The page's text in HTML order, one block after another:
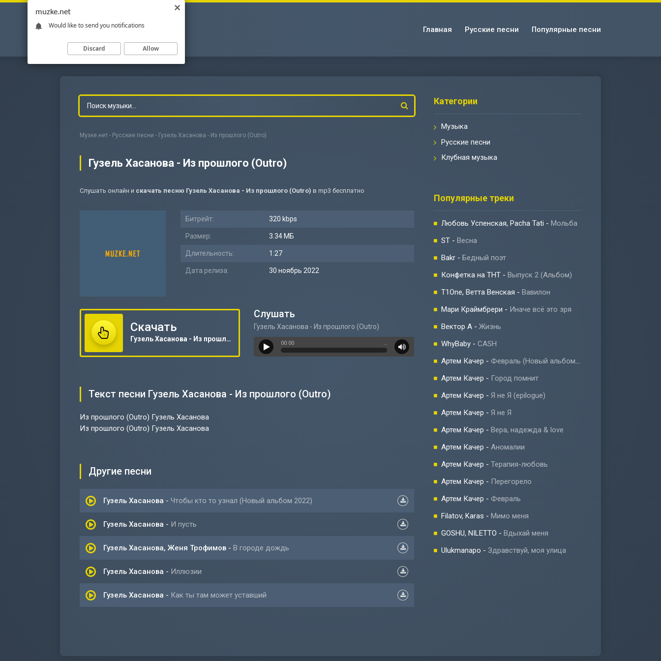
Главная Русские песни Популярные песни
Музке.нет - Русские песни - Гузель Хасанова - Из прошлого (Outro)
Гузель Хасанова - Из прошлого (Outro)
Слушать онлайн и скачать песню Гузель Хасанова - Из прошлого (Outro) в mp3 бесплатно
Битрейт: 320 kbps
Размер: 3.34 МБ
Длительность: 1:27
Дата релиза: 30 ноябрь 2022
Скачать
Гузель Хасанова - Из прошлого (Outro)
Слушать
Гузель Хасанова - Из прошлого (Outro)
00:00 …
Текст песни Гузель Хасанова - Из прошлого (Outro)
Из прошлого (Outro) Гузель Хасанова
Из прошлого (Outro) Гузель Хасанова
Другие песни
Гузель Хасанова - Чтобы кто то узнал (Новый альбом 2022)
Гузель Хасанова - И пусть
Гузель Хасанова, Женя Трофимов - В городе дождь
Гузель Хасанова - Иллюзии
Гузель Хасанова - Как ты там может уставший
Категории
Музыка
Русские песни
Клубная музыка
Популярные треки
Любовь Успенская, Pacha Tati - Мольба
ST - Весна
Bakr - Бедный поэт
Конфетка на ТНТ - Выпуск 2 (Альбом)
T1One, Ветта Венская - Вавилон
Мари Краймбрери - Иначе всё это зря
Вектор А - Жизнь
WhyBaby - CASH
Артем Качер - Февраль (Новый альбом 2023)
Артем Качер - Город помнит
Артем Качер - Я не Я (epilogue)
Артем Качер - Я не Я
Артем Качер - Вера, надежда & love
Артем Качер - Аномалии
Артем Качер - Терапия-любовь
Артем Качер - Перегорело
Артем Качер - Февраль
Filatov, Karas - Мимо меня
GOSHU, NILETTO - Вдыхай меня
Ulukmanapo - Здравствуй, моя улица
muzke.net
Would like to send you notifications
Discard Allow